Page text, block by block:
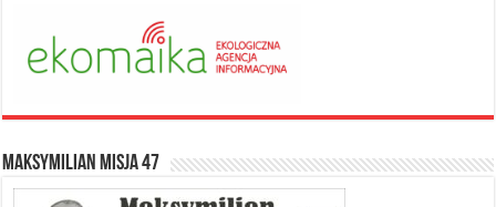
Maksymilian Misja 47